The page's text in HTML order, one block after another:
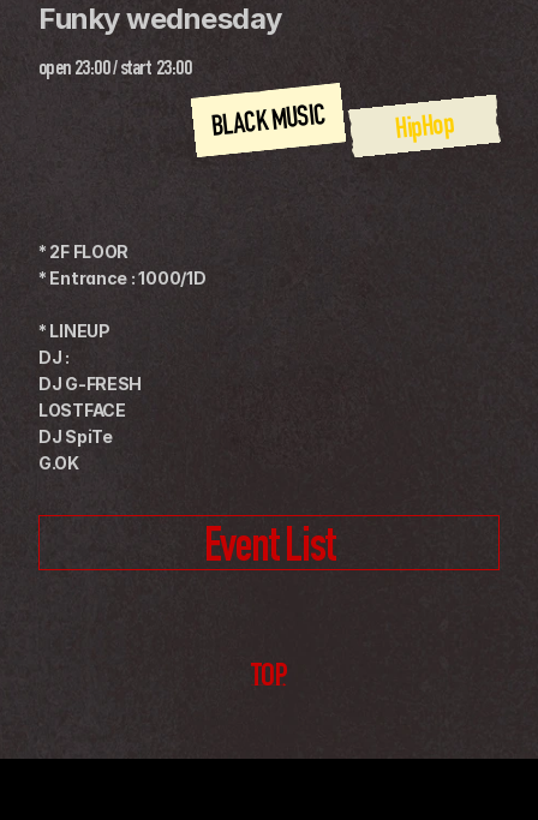
Funky wednesday
open 23:00 / start 23:00
HipHop
BLACK MUSIC
* 2F FLOOR
* Entrance : 1000/1D
* LINEUP
DJ :
DJ G-FRESH
LOSTFACE
DJ SpiTe
G.OK
Event List
TOP